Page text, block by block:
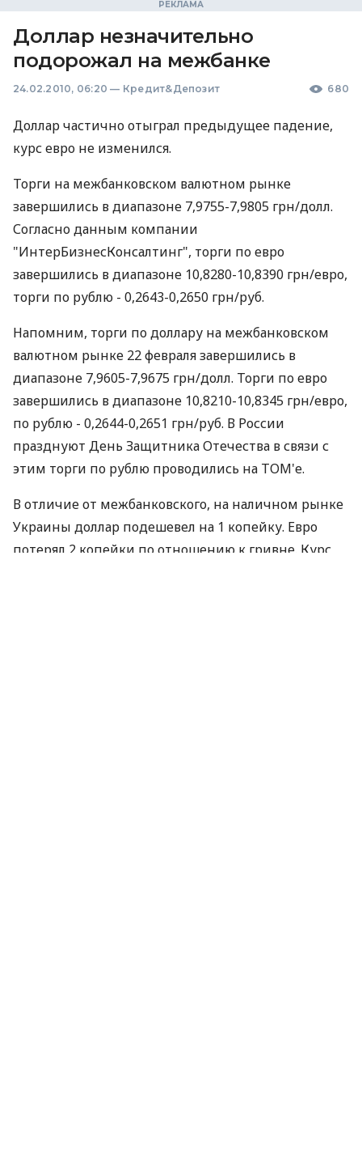
Доллар незначительно
подорожал на межбанке
24.02.2010, 06:20 — Кредит&Депозит 680
Доллар частично отыграл предыдущее падение,
курс евро не изменился.
Торги на межбанковском валютном рынке
завершились в диапазоне 7,9755-7,9805 грн/долл.
Согласно данным компании
"ИнтерБизнесКонсалтинг", торги по евро
завершились в диапазоне 10,8280-10,8390 грн/евро,
торги по рублю - 0,2643-0,2650 грн/руб.
Напомним, торги по доллару на межбанковском
валютном рынке 22 февраля завершились в
диапазоне 7,9605-7,9675 грн/долл. Торги по евро
завершились в диапазоне 10,8210-10,8345 грн/евро,
по рублю - 0,2644-0,2651 грн/руб. В России
празднуют День Защитника Отечества в связи с
этим торги по рублю проводились на ТОМ'е.
В отличие от межбанковского, на наличном рынке
Украины доллар подешевел на 1 копейку. Евро
потерял 2 копейки по отношению к гривне. Курс